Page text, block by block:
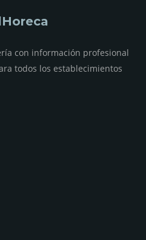
con información profesional
todos los establecimientos